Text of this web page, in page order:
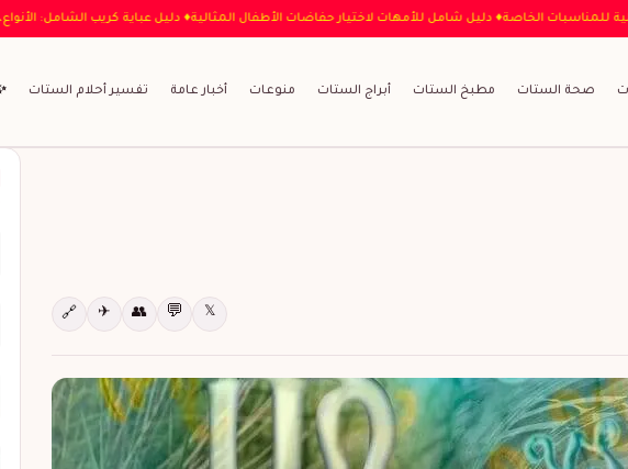
العباية المثالية للمناسبات الخاصة♦ دليل شامل للأمهات لاختيار حفاضات الأطفال المثالية♦ دليل عباية كريب
صحة الستات مطبخ الستات أبراج الستات منوعات أخبار عامة تفسير أحلام الستات
𝕏
💬
👥
✈
🔗